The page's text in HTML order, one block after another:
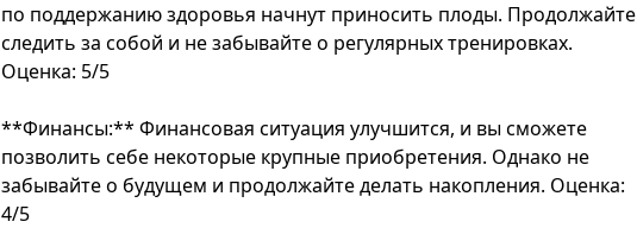
по поддержанию здоровья начнут приносить плоды. Продолжайте
следить за собой и не забывайте о регулярных тренировках.
Оценка: 5/5
**Финансы:** Финансовая ситуация улучшится, и вы сможете
позволить себе некоторые крупные приобретения. Однако не
забывайте о будущем и продолжайте делать накопления. Оценка:
4/5